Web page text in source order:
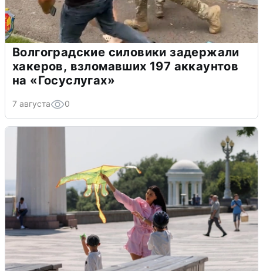
Волгоградские силовики задержали
хакеров, взломавших 197 аккаунтов
на «Госуслугах»
7 августа 0